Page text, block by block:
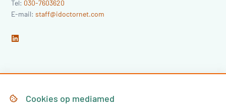
Tel: 030-7603620
E-mail:staff@idoctornet.com
HomeCookies op mediamed